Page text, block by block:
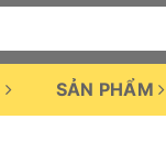
SẢN PHẨM